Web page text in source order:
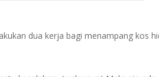
dua kerja bagi menampang kos